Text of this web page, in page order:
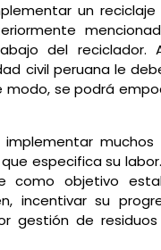
un reciclaje
del reciclador.
civil peruana le
se podrá
especifica su labor.
como objetivo
incentivar su
gestión de